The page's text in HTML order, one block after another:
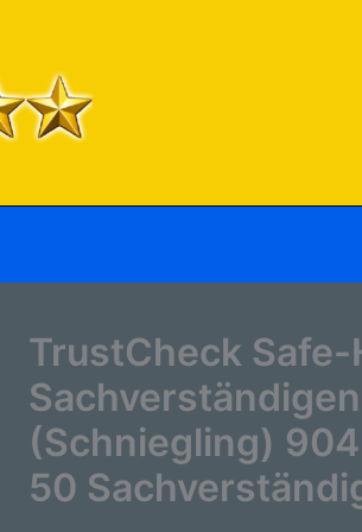
TrustCheck Safe-
(Schniegling)
50